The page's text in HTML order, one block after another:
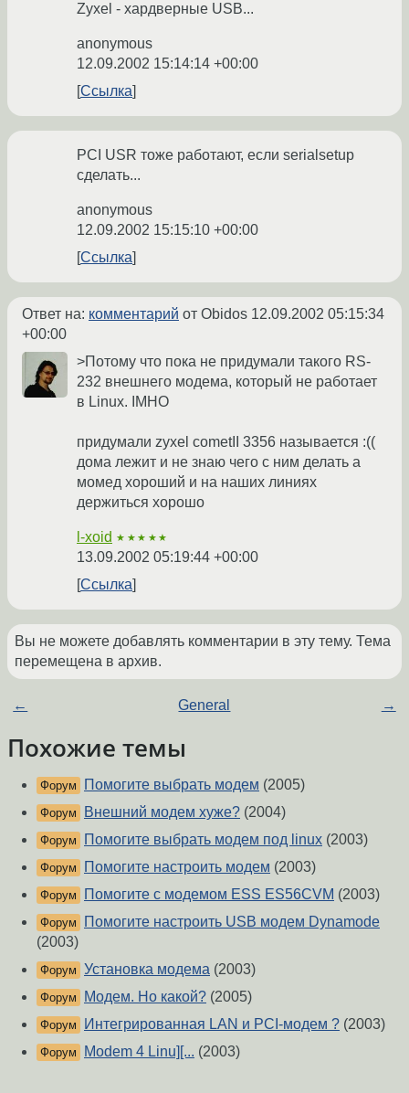
Zyxel - хардверные USB...
anonymous
12.09.2002 15:14:14 +00:00
Ссылка
PCI USR тоже работают, если serialsetup
сделать...
anonymous
12.09.2002 15:15:10 +00:00
Ссылка
Ответ на: комментарий от Obidos 12.09.2002 05:15:34
+00:00
>Потому что пока не придумали такого RS-
232 внешнего модема, который не работает
в Linux. IMHO
придумали zyxel cometII 3356 называется :((
дома лежит и не знаю чего с ним делать а
момед хороший и на наших линиях
держиться хорошо
l-xoid ★★★★★
13.09.2002 05:19:44 +00:00
Ссылка
Вы не можете добавлять комментарии в эту тему. Тема
перемещена в архив.
← General →
Похожие темы
Форум Помогите выбрать модем (2005)
Форум Внешний модем хуже? (2004)
Форум Помогите выбрать модем под linux (2003)
Форум Помогите настроить модем (2003)
Форум Помогите с модемом ESS ES56CVM (2003)
Форум
Помогите настроить USB модем Dynamode
(2003)
Форум Установка модема (2003)
Форум Модем. Но какой? (2005)
Форум Интегрированная LAN и PCI-модем ? (2003)
Форум Modem 4 Linu][... (2003)